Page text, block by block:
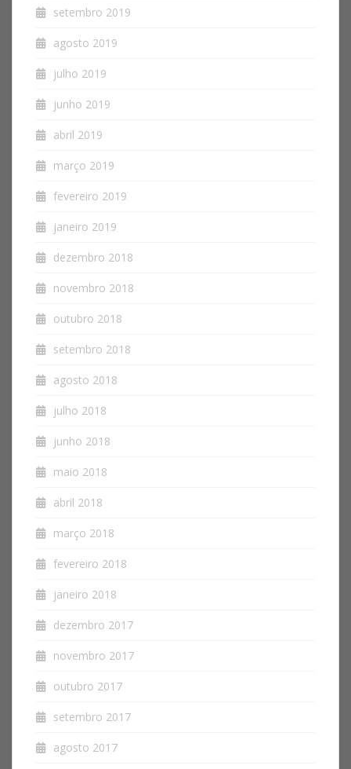
setembro 2019
agosto 2019
julho 2019
junho 2019
abril 2019
março 2019
fevereiro 2019
janeiro 2019
dezembro 2018
novembro 2018
outubro 2018
setembro 2018
agosto 2018
julho 2018
junho 2018
maio 2018
abril 2018
março 2018
fevereiro 2018
janeiro 2018
dezembro 2017
novembro 2017
outubro 2017
setembro 2017
agosto 2017